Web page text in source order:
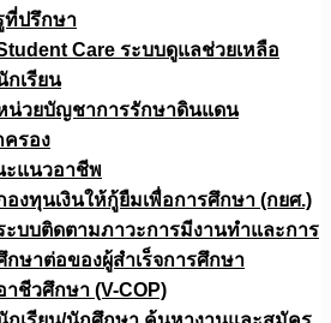
ที่ปรึกษา
Care ระบบดูแลช่วยเหลือ
กเรียน
น่วยบัญชาการรักษาดินแดน
ครอง
ะแนวอาชีพ
องทุนเงินให้กู้ยืมเพื่อการศึกษา (กยศ.)
ะบบติดตามภาวะการมีงานทำและการ
กษาต่อของผู้สำเร็จการศึกษา
าชีวศึกษา (V-COP)